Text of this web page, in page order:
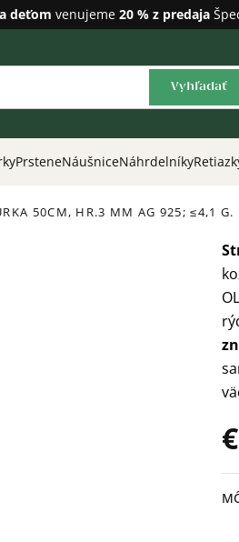
deťom venujeme 20 % z predaja
Vyhľadať
PrsteneNáušniceNáhrdelníky
50CM, HR.3 MM AG 925; ≤4,1 G.